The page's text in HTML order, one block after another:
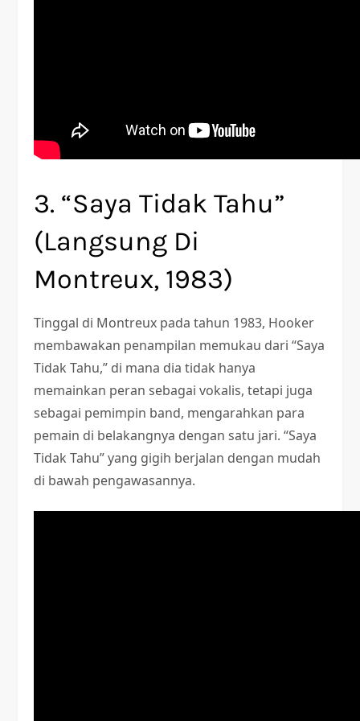
3. “Saya Tidak Tahu”
(Langsung Di
Montreux, 1983)
Tinggal di Montreux pada tahun 1983, Hooker
membawakan penampilan memukau dari “Saya
Tidak Tahu,” di mana dia tidak hanya
memainkan peran sebagai vokalis, tetapi juga
sebagai pemimpin band, mengarahkan para
pemain di belakangnya dengan satu jari. “Saya
Tidak Tahu” yang gigih berjalan dengan mudah
di bawah pengawasannya.